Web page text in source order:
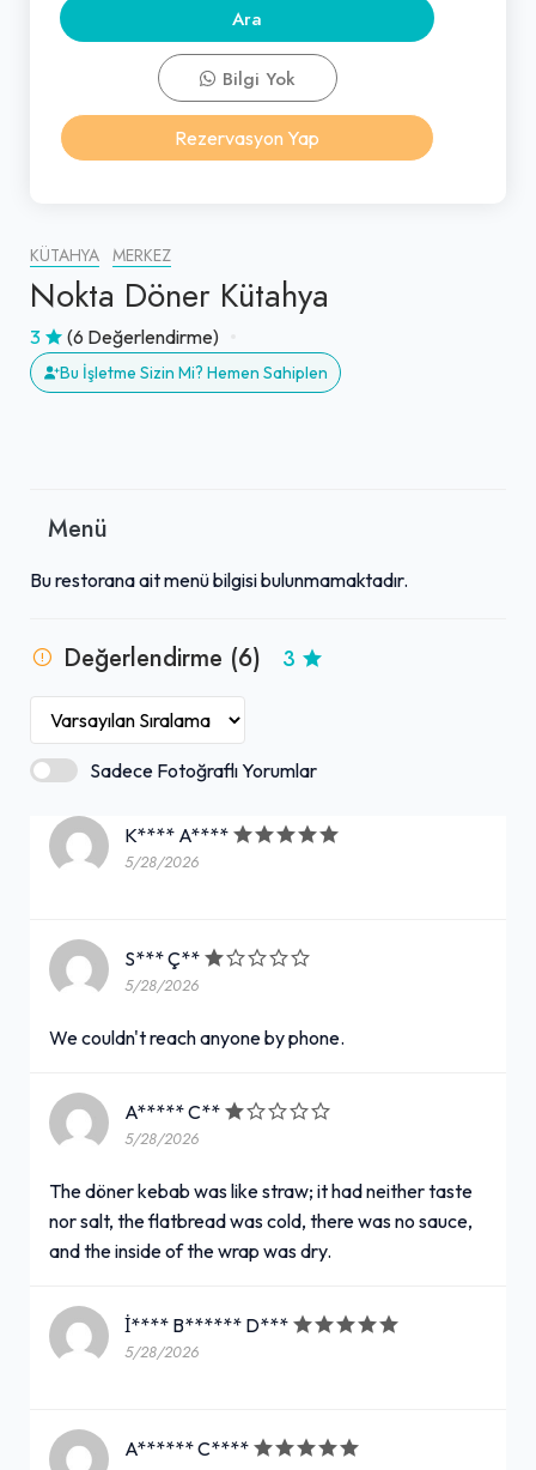
KÜTAHYA MERKEZ
Nokta Döner Kütahya
3 (6 Değerlendirme)
Bu İşletme Sizin Mi? Hemen Sahiplen
Menü
Bu restorana ait menü bilgisi bulunmamaktadır.
Değerlendirme (6) 3
Sadece Fotoğraflı Yorumlar
K**** A****
5/28/2026
S*** Ç**
5/28/2026
We couldn't reach anyone by phone.
A***** C**
5/28/2026
The döner kebab was like straw; it had neither taste
nor salt, the flatbread was cold, there was no sauce,
and the inside of the wrap was dry.
İ**** B****** D***
5/28/2026
A****** C****
Ara
Bilgi Yok
Rezervasyon Yap